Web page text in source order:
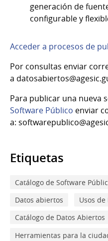
generación de
configurable y
Acceder a procesos de
Por consultas enviar
a
Para publicar una nueva
Software Público enviar
a:
Etiquetas
Catálogo de Software
Datos abiertos
Usos
Catálogo de Datos Abiertos
Herramientas para la